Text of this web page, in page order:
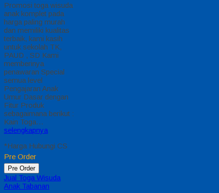
Jual Toga Wisuda
Anak Labuhan Batu
Hubungi 0812-2282-
1060 Jual Toga
Wisuda Anak
Labuhan Batu
Sumatera Utara –
Temukan Paket
Promosi toga wisuda
anak komplet pada
harga paling murah
dan memiliki kualitas
terbaik, kami kasih
untuk sekolah TK,
PAUD , SD Kami
memberinya
semua level
Pengajaran Anak
Umur Dasar dengan
Fitur Produk
sebagaimana
berikut…